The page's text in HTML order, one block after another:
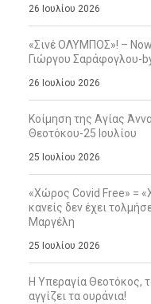
26 Ιουλίου 2026
«Σινέ ΟΛΥΜΠΟΣ»! – Now
Γιώργου Σαράφογλου-
26 Ιουλίου 2026
Κοίμηση της Αγίας
Θεοτόκου-25 Ιουλίου
25 Ιουλίου 2026
«Χώρος Covid Free» =
κανείς δεν έχει
Μαργέλη
25 Ιουλίου 2026
Η Υπεραγία Θεοτόκος,
αγγίζει τα ουράνια!